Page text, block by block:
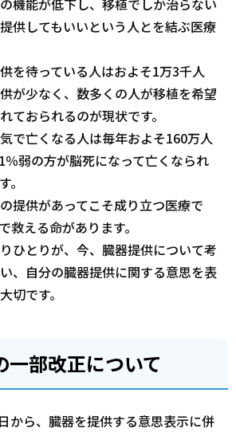
機能が低下し、移植でしか治らない
供してもいいという人とを結ぶ医療
を待っている人はおよそ1万3千人
が少なく、数多くの人が移植を希望
ておられるのが現状です。
で亡くなる人は毎年およそ160万人
％弱の方が脳死になって亡くなられ
。
提供があってこそ成り立つ医療で
救える命があります。
ひとりが、今、臓器提供について考
、自分の臓器提供に関する意思を表
切です。
一部改正について
から、臓器を提供する意思表示に併